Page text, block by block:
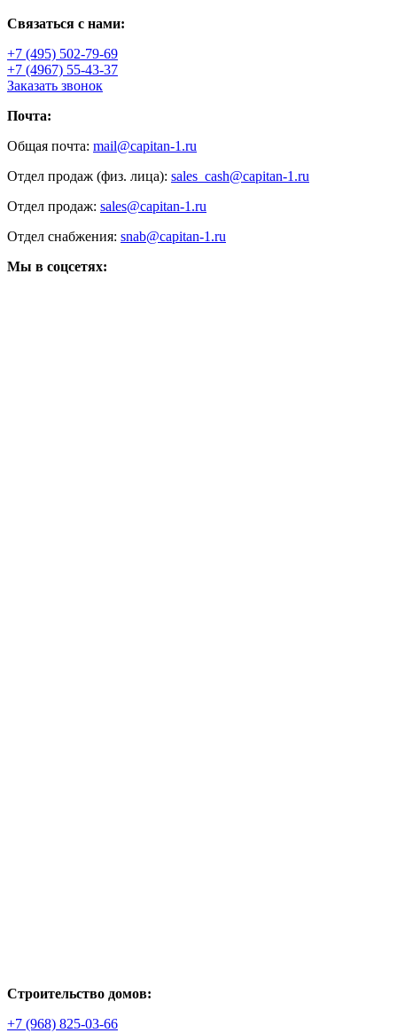
Связаться с нами:
+7 (495) 502-79-69
+7 (4967) 55-43-37
Заказать звонок
Почта:
Общая почта: mail@capitan-1.ru
Отдел продаж (физ. лица): sales_cash@capitan-1.ru
Отдел продаж: sales@capitan-1.ru
Отдел снабжения: snab@capitan-1.ru
Мы в соцсетях:
Строительство домов:
+7 (968) 825-03-66